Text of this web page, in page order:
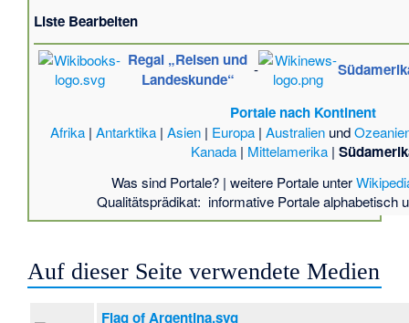
Liste Bearbeiten
Regal „Reisen und
Landeskunde“
-
Portale nach Kontinent
Afrika |Antarktika |Asien | Europa |Australien und
Kanada | Mittelamerika |
Was sind Portale?| weitere Portale unter
Qualitätsprädikat: informative Portalealphabetisch
Auf dieser Seite verwendete Medien
Flag of Argentina.svg